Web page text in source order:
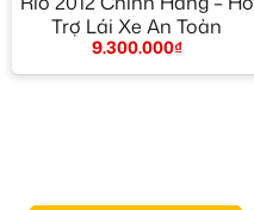
Trợ Lái Xe An Toàn
9.300.000₫